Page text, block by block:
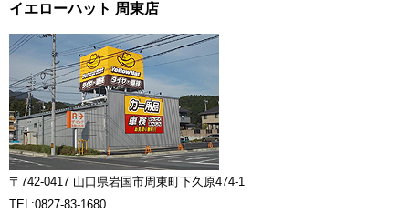
イエローハット 周東店
〒742-0417 山口県岩国市周東町下久原474-1
TEL:0827-83-1680